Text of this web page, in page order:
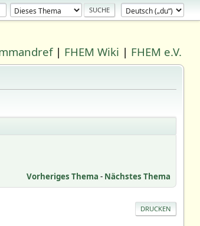
| FHEM Wiki | FHEM e.V.
Vorheriges Thema - Nächstes Thema
DRUCKEN